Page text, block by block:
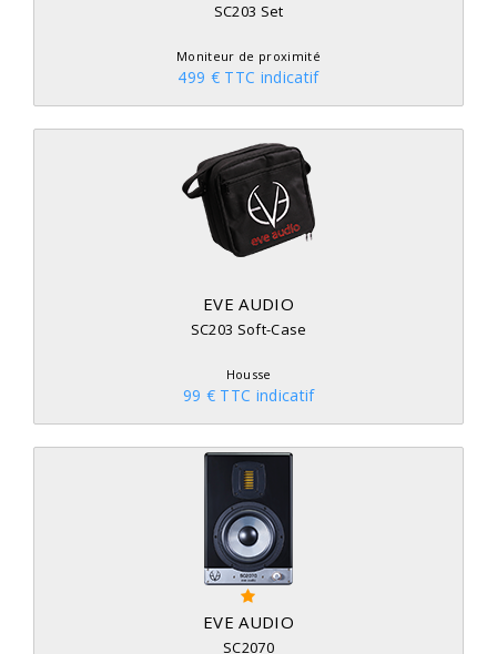
SC203 Set
Moniteur de proximité
499 € TTC indicatif
EVE AUDIO
SC203 Soft-Case
Housse
99 € TTC indicatif
EVE AUDIO
SC2070